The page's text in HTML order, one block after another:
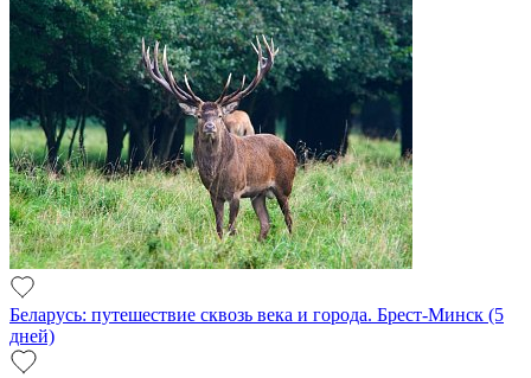
Беларусь: путешествие сквозь века и города. Брест-Минск (5
дней)